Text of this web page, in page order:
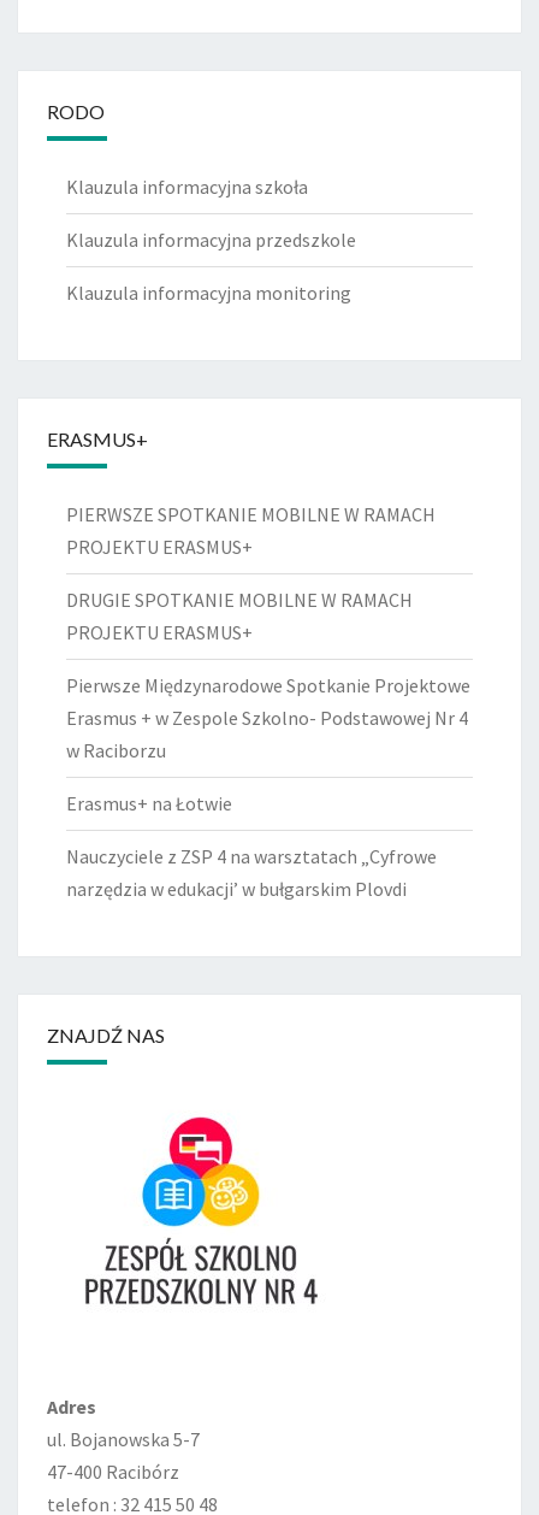
RODO
Klauzula informacyjna szkoła
Klauzula informacyjna przedszkole
Klauzula informacyjna monitoring
ERASMUS+
PIERWSZE SPOTKANIE MOBILNE W RAMACH
PROJEKTU ERASMUS+
DRUGIE SPOTKANIE MOBILNE W RAMACH
PROJEKTU ERASMUS+
Pierwsze Międzynarodowe Spotkanie Projektowe
Erasmus + w Zespole Szkolno- Podstawowej Nr 4
w Raciborzu
Erasmus+ na Łotwie
Nauczyciele z ZSP 4 na warsztatach „Cyfrowe
narzędzia w edukacji’ w bułgarskim Plovdi
ZNAJDŹ NAS
Adres
ul. Bojanowska 5-7
47-400 Racibórz
telefon : 32 415 50 48